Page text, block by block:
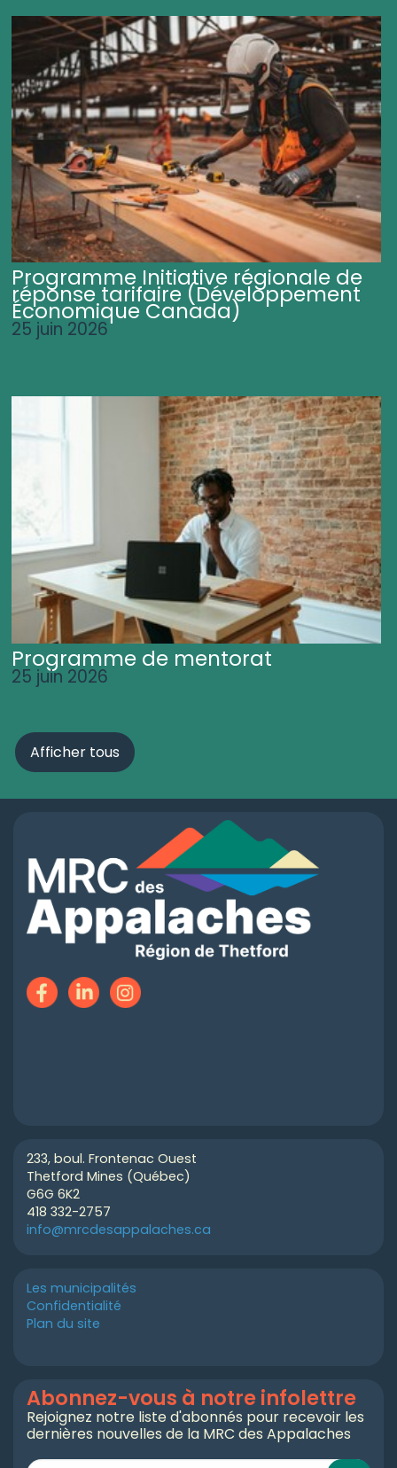
Programme Initiative régionale de
réponse tarifaire (Développement
Économique Canada)
25 juin 2026
Programme de mentorat
25 juin 2026
Afficher tous
233, boul. Frontenac Ouest
Thetford Mines (Québec)
G6G 6K2
418 332-2757
info@mrcdesappalaches.ca
Les municipalités
Confidentialité
Plan du site
Abonnez-vous à notre infolettre
Rejoignez notre liste d'abonnés pour recevoir les
dernières nouvelles de la MRC des Appalaches